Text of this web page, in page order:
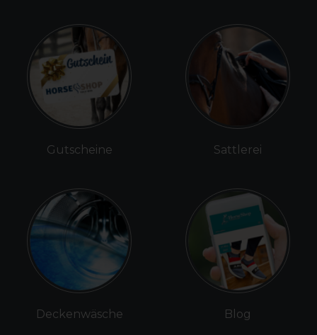
Gutscheine
Deckenwäsche
Sattlerei
Blog